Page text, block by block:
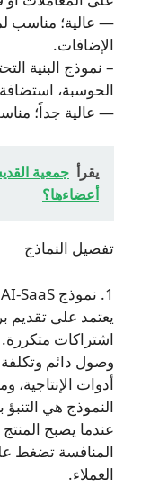
— عالية؛ مناسب
الإضافات.
– نموذج البنية
— عالية جداً؛
يقرأ جمعية
أعضاءها؟
تفصيل النماذج
1. نموذج AI-SaaS
يعتمد على تقديم
اشتراكات
وصول دائم
أدوات الإنتاجية،
النموذج هي التنبؤ
عندما يصبح
المنافسة تضغط
العملاء.